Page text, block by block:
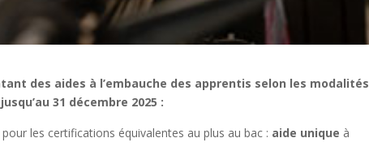
des aides à l’embauche des apprentis selon les modalités
31 décembre 2025 :
les certifications équivalentes au plus au bac : aide unique à